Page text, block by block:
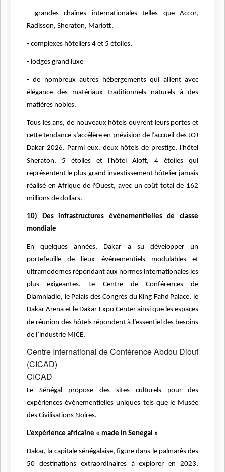
- grandes chaînes internationales telles que Accor,
Radisson, Sheraton, Mariott,
- complexes hôteliers 4 et 5 étoiles,
- lodges grand luxe
- de nombreux autres hébergements qui allient avec
élégance des matériaux traditionnels naturels à des
matières nobles.
Tous les ans, de nouveaux hôtels ouvrent leurs portes et
cette tendance s’accélère en prévision de l’accueil des JOJ
Dakar 2026. Parmi eux, deux hôtels de prestige, l'hôtel
Sheraton, 5 étoiles et l'hôtel Aloft, 4 étoiles qui
représentent le plus grand investissement hôtelier jamais
réalisé en Afrique de l'Ouest, avec un coût total de 162
millions de dollars.
10) Des infrastructures événementielles de classe
mondiale
En quelques années, Dakar a su développer un
portefeuille de lieux événementiels modulables et
ultramodernes répondant aux normes internationales les
plus exigeantes. Le Centre de Conférences de
Diamniadio, le Palais des Congrès du King Fahd Palace, le
Dakar Arena et le Dakar Expo Center ainsi que les espaces
de réunion des hôtels répondent à l’essentiel des besoins
de l’industrie MICE.
Centre International de Conférence Abdou Diouf
(CICAD)
CICAD
Le Sénégal propose des sites culturels pour des
expériences événementielles uniques tels que le Musée
des Civilisations Noires.
L’expérience africaine « made in Senegal »
Dakar, la capitale sénégalaise, figure dans le palmarès des
50 destinations extraordinaires à explorer en 2023,